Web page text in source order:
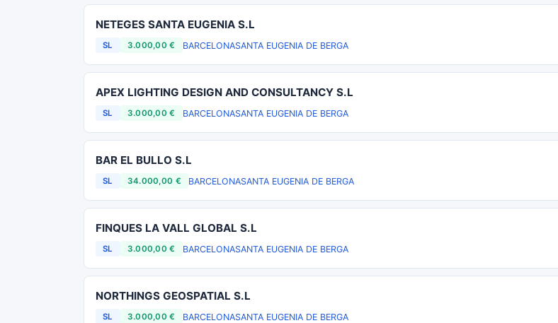
NETEGES SANTA EUGENIA S.L
SL 3.000,00 € BARCELONASANTA EUGENIA DE BERGA
APEX LIGHTING DESIGN AND CONSULTANCY S.L
SL 3.000,00 € BARCELONASANTA EUGENIA DE BERGA
BAR EL BULLO S.L
SL 34.000,00 € BARCELONASANTA EUGENIA DE BERGA
FINQUES LA VALL GLOBAL S.L
SL 3.000,00 € BARCELONASANTA EUGENIA DE BERGA
NORTHINGS GEOSPATIAL S.L
SL 3.000,00 € BARCELONASANTA EUGENIA DE BERGA